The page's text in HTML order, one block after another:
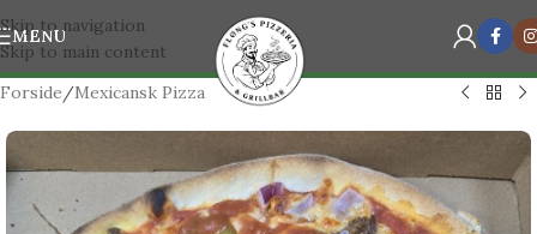
Skip to navigation
Skip to main content
MENU
Forside/Mexicansk Pizza